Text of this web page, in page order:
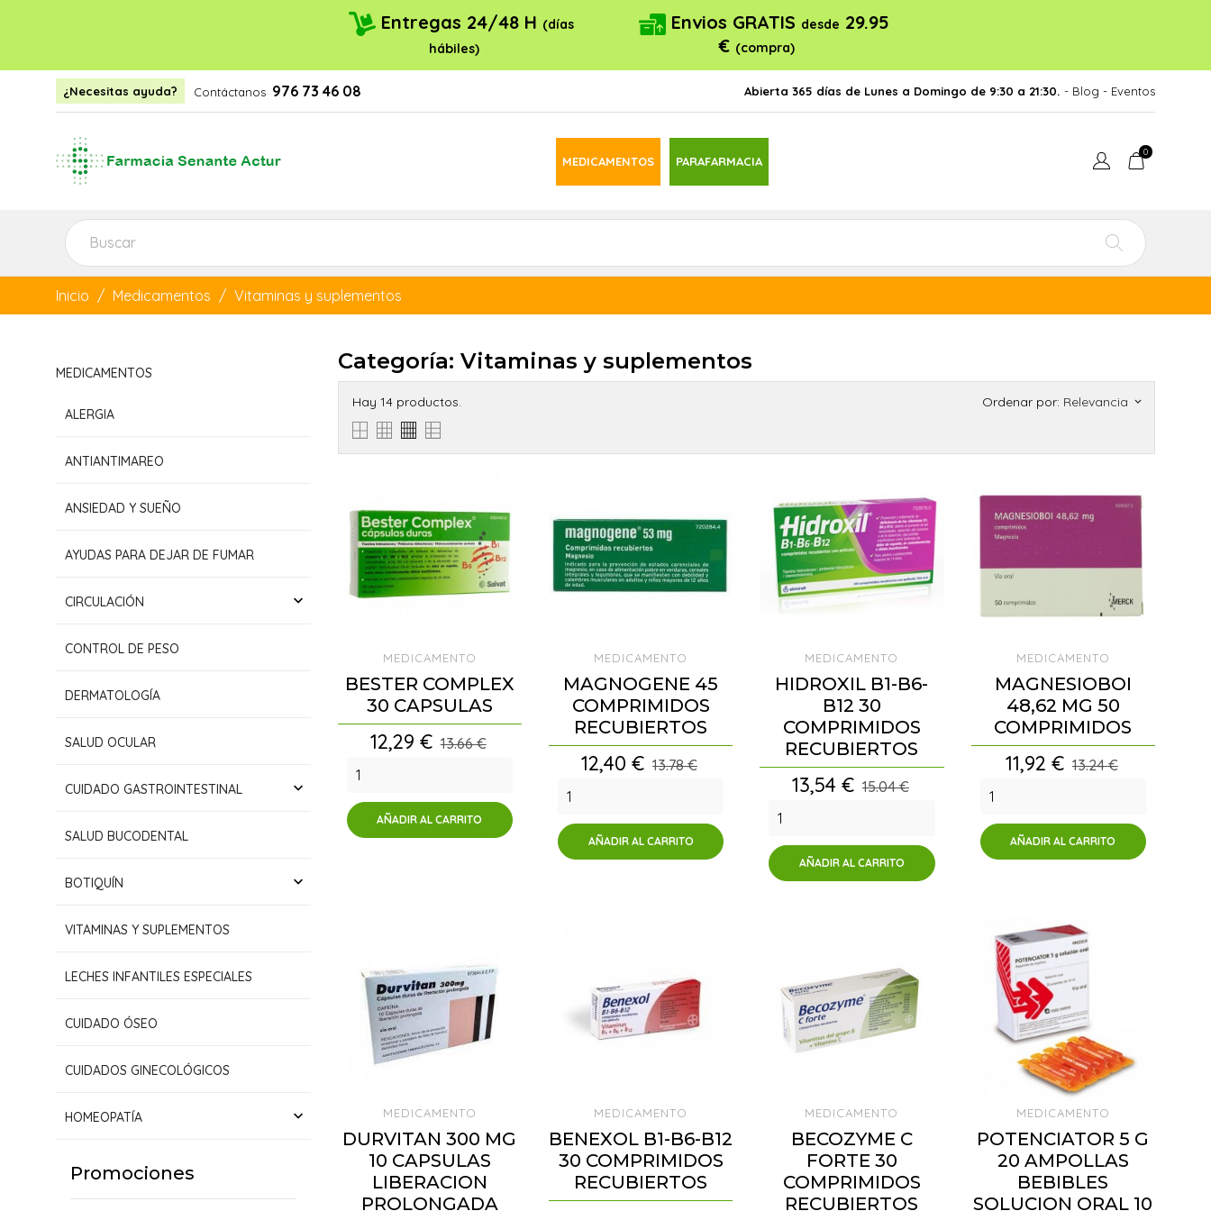
Entregas 24/48 H (días
hábiles)
Envios GRATIS desde 29.95
€ (compra)
¿Necesitas ayuda? Contáctanos 976 73 46 08 Abierta 365 días de Lunes a Domingo de 9:30 a 21:30. - Blog - Eventos
MEDICAMENTOS PARAFARMACIA
0
Inicio Medicamentos Vitaminas y suplementos
MEDICAMENTOS
ALERGIA
ANTIANTIMAREO
ANSIEDAD Y SUEÑO
AYUDAS PARA DEJAR DE FUMAR
CIRCULACIÓN keyboard_arrow_down
CONTROL DE PESO
DERMATOLOGÍA
SALUD OCULAR
CUIDADO GASTROINTESTINAL keyboard_arrow_down
SALUD BUCODENTAL
BOTIQUÍN keyboard_arrow_down
VITAMINAS Y SUPLEMENTOS
LECHES INFANTILES ESPECIALES
CUIDADO ÓSEO
CUIDADOS GINECOLÓGICOS
HOMEOPATÍA keyboard_arrow_down
Promociones
Categoría: Vitaminas y suplementos
Hay 14 productos. Ordenar por: Relevancia keyboard_arrow_down
MEDICAMENTO
BESTER COMPLEX
30 CAPSULAS
Precio
12,29 € 13.66 €
AÑADIR AL CARRITO
MEDICAMENTO
MAGNOGENE 45
COMPRIMIDOS
RECUBIERTOS
Precio
12,40 € 13.78 €
AÑADIR AL CARRITO
MEDICAMENTO
HIDROXIL B1-B6-
B12 30
COMPRIMIDOS
RECUBIERTOS
Precio
13,54 € 15.04 €
AÑADIR AL CARRITO
MEDICAMENTO
MAGNESIOBOI
48,62 MG 50
COMPRIMIDOS
Precio
11,92 € 13.24 €
AÑADIR AL CARRITO
MEDICAMENTO
DURVITAN 300 MG
10 CAPSULAS
LIBERACION
PROLONGADA
MEDICAMENTO
BENEXOL B1-B6-B12
30 COMPRIMIDOS
RECUBIERTOS
MEDICAMENTO
BECOZYME C
FORTE 30
COMPRIMIDOS
RECUBIERTOS
MEDICAMENTO
POTENCIATOR 5 G
20 AMPOLLAS
BEBIBLES
SOLUCION ORAL 10